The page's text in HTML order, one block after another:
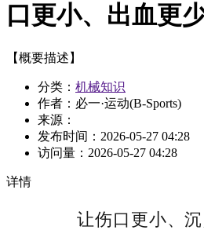
口更小、出血更
【概要描述】
分类： 机械知识
作者：必一·运动(B-Sports)
来源：
发布时间： 2026-05-27 04:28
访问量： 2026-05-27 04:28
详情
让伤口更小、沉